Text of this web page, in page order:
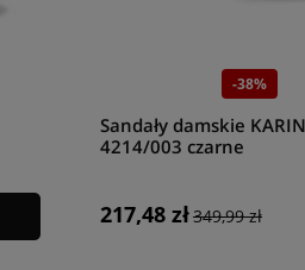
-38%
Sandały damskie
4214/003 czarne
217,48 zł349,99 zł